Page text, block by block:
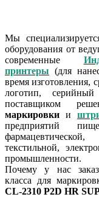
Мы
оборудования от
современные
принтеры (для
время изготовления,
логотип,
поставщиком
маркировки и
предприятий
текстильной,
промышленности.
Почему у нас
класса для
CL-2310 P2D HR